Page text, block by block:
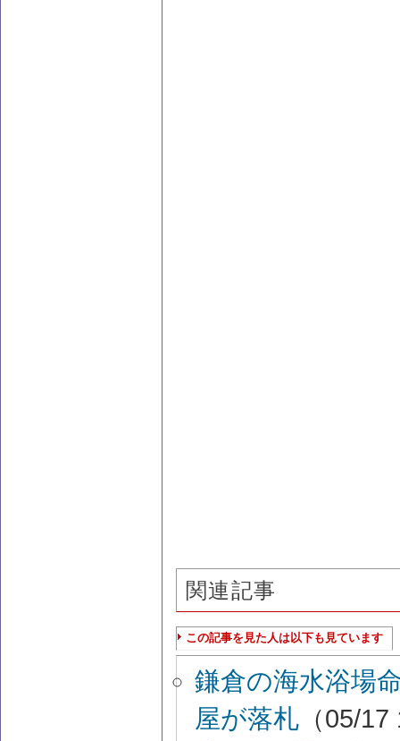
関連記事
この記事を見た人は以下も見ています
鎌倉の海水浴場
屋が落札 （05/